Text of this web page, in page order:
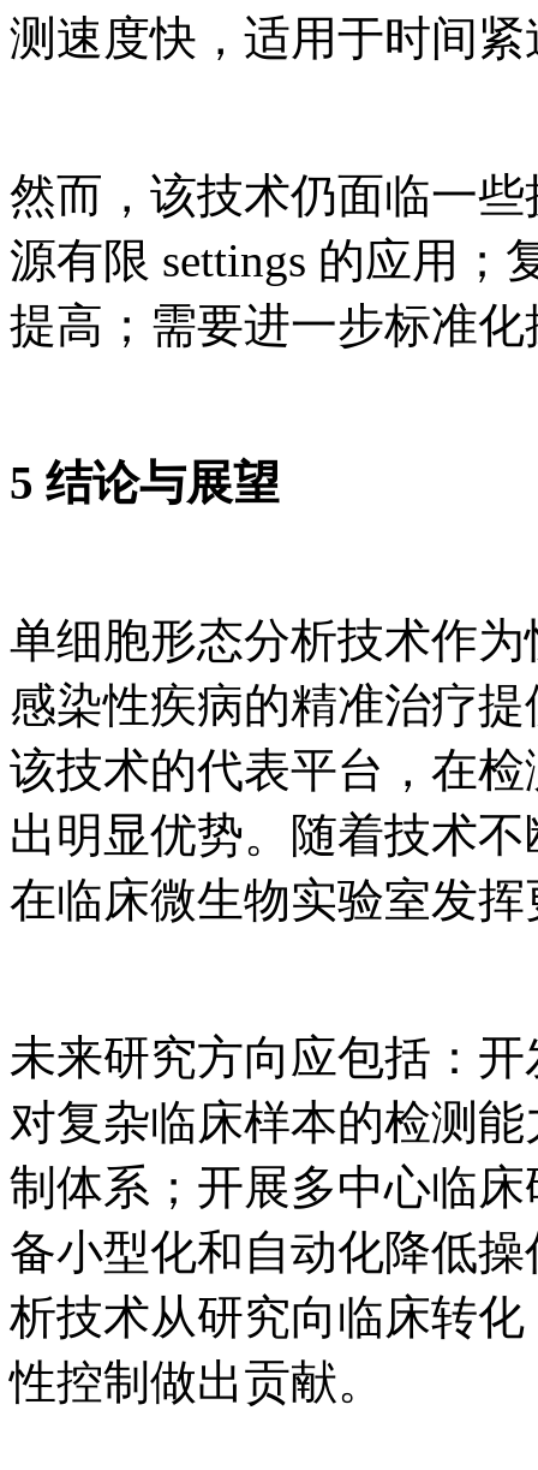
测速度快，适用于时间
然而，该技术仍面临一
源有限 settings 的应用
提高；需要进一步标准
5 结论与展望
单细胞形态分析技术作
感染性疾病的精准治疗提
该技术的代表平台，在
出明显优势。随着技术
在临床微生物实验室发
未来研究方向应包括：
对复杂临床样本的检测
制体系；开展多中心临
备小型化和自动化降低
析技术从研究向临床转
性控制做出贡献。